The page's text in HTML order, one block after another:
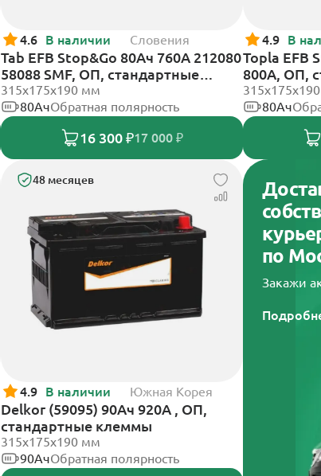
4.6 В наличии Словения
Tab EFB Stop&Go 80Ач 760А 212080
58088 SMF, ОП, стандартные
клеммы
315x175x190 мм
80АчОбратная полярность
16 300 ₽17 000 ₽
4.9 В
Topla EFB
800А, ОП,
80Ач
48 месяцев
4.9 В наличии Южная Корея
Delkor (59095) 90Ач 920А , ОП,
стандартные клеммы
315x175x190 мм
90АчОбратная полярность
по
Закажи